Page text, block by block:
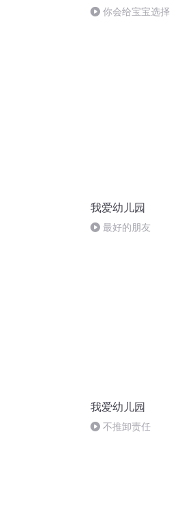
你会给宝宝选
我爱幼儿园
最好的朋友
我爱幼儿园
不推卸责任